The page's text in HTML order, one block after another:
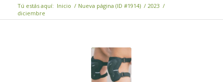
Tú estás aquí: Inicio / Nueva página (ID #1914) / 2023 /
diciembre